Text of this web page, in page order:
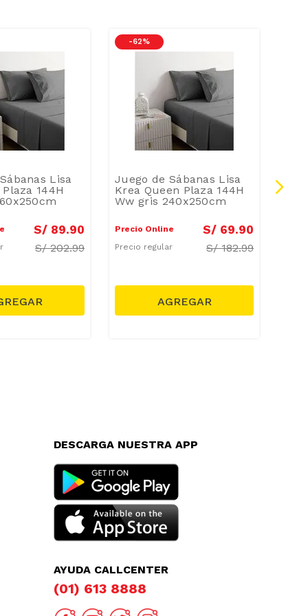
Lisa
144H
S/ 89.90
S/202.99
-62 %
Juego de Sábanas Lisa
Krea Queen Plaza 144H
Ww gris 240x250cm
Precio Online S/ 69.90
Precio regular S/182.99
DESCARGA NUESTRA APP
AYUDA CALLCENTER
(01) 613 8888